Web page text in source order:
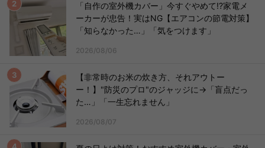
「自作の室外機カバー」今すぐやめて!?家電メ
ーカーが忠告！実はNG【エアコンの節電対策】
「知らなかった…」「気をつけます」
2026/08/06
【非常時のお米の炊き方、それアウトー
ー！】"防災のプロ"のジャッジに→「盲点だっ
た…」「一生忘れません」
2026/08/07